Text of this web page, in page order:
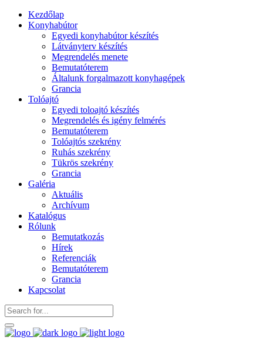
Kezdőlap
Konyhabútor
Egyedi konyhabútor készítés
Látványterv készítés
Megrendelés menete
Bemutatóterem
Általunk forgalmazott konyhagépek
Grancia
Tolóajtó
Egyedi toloajtó készítés
Megrendelés és igény felmérés
Bemutatóterem
Tolóajtós szekrény
Ruhás szekrény
Tükrös szekrény
Grancia
Galéria
Aktuális
Archívum
Katalógus
Rólunk
Bemutatkozás
Hírek
Referenciák
Bemutatóterem
Grancia
Kapcsolat